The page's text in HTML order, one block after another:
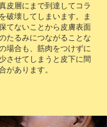
皮層にまで到達してコラ
破壊してしまいます。ま
てないことから皮膚表面
たるみにつながることな
場合も、筋肉をつけずに
させてしまうと皮下に間
があります。